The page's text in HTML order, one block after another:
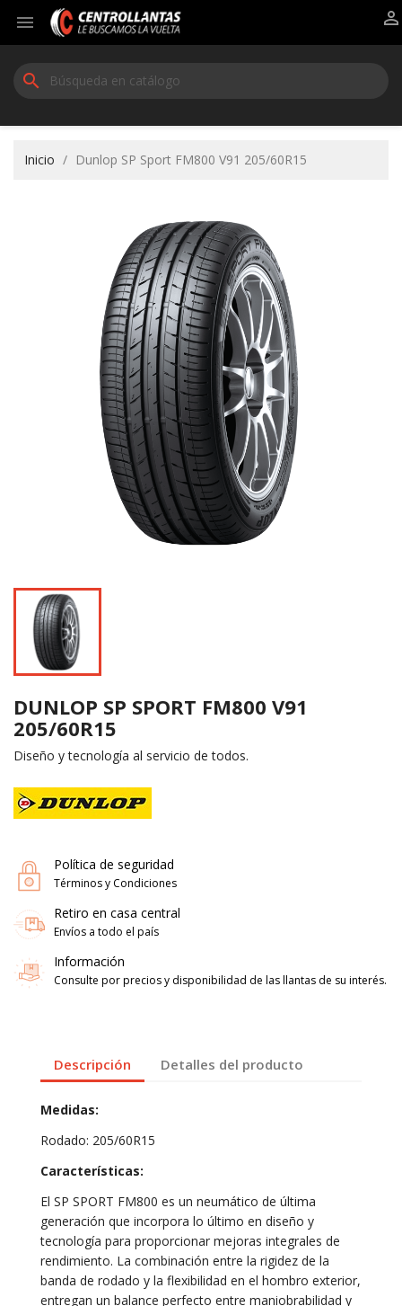
 
search
Inicio Dunlop SP Sport FM800 V91 205/60R15
DUNLOP SP SPORT FM800 V91
205/60R15
Diseño y tecnología al servicio de todos.
Política de seguridad
Términos y Condiciones
Retiro en casa central
Envíos a todo el país
Información
Consulte por precios y disponibilidad de las llantas de su interés.
Descripción Detalles del producto
Medidas:
Rodado: 205/60R15
Características:
El SP SPORT FM800 es un neumático de última
generación que incorpora lo último en diseño y
tecnología para proporcionar mejoras integrales de
rendimiento. La combinación entre la rigidez de la
banda de rodado y la flexibilidad en el hombro exterior,
entregan un balance perfecto entre maniobrabilidad y